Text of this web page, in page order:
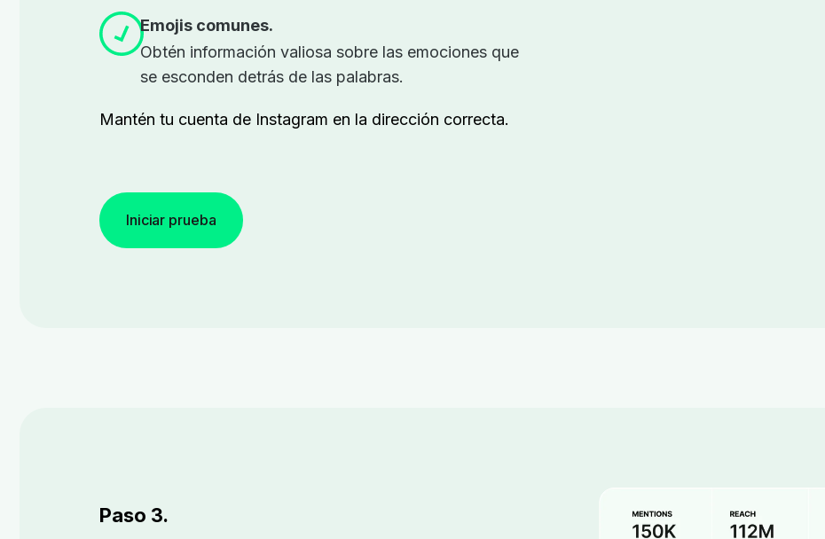
Emojis comunes.
Obtén información valiosa sobre las emociones que
se esconden detrás de las palabras.
Mantén tu cuenta de Instagram en la dirección correcta.
Iniciar prueba
Paso 3.